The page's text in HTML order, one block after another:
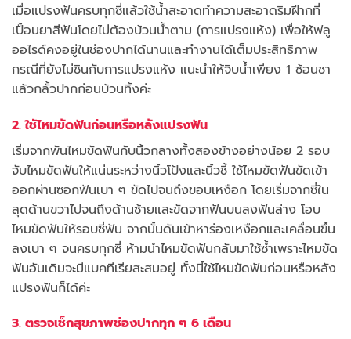
เมื่อแปรงฟันครบทุกซี่แล้วใช้น้ำสะอาดทำความสะอาดริมฝีากที่
เปื้อนยาสีฟันโดยไม่ต้องบ้วนน้ำตาม (การแปรงแห้ง) เพื่อให้ฟลู
ออไรด์คงอยู่ในช่องปากได้นานและทำงานได้เต็มประสิทธิภาพ
กรณีที่ยังไม่ชินกับการแปรงแห้ง แนะนำให้จิบน้ำเพียง 1 ช้อนชา
แล้วกลั้วปากก่อนบ้วนทิ้งค่ะ
2. ใช้ไหมขัดฟันก่อนหรือหลังแปรงฟัน
เริ่มจากพันไหมขัดฟันกับนิ้วกลางทั้งสองข้างอย่างน้อย 2 รอบ
จับไหมขัดฟันให้แน่นระหว่างนิ้วโป้งและนิ้วชี้ ใช้ไหมขัดฟันขัดเข้า
ออกผ่านซอกฟันเบา ๆ ขัดไปจนถึงขอบเหงือก โดยเริ่มจากซี่ใน
สุดด้านขวาไปจนถึงด้านซ้ายและขัดจากฟันบนลงฟันล่าง โอบ
ไหมขัดฟันให้รอบซี่ฟัน จากนั้นดันเข้าหาร่องเหงือกและเคลื่อนขึ้น
ลงเบา ๆ จนครบทุกซี่ ห้ามนำไหมขัดฟันกลับมาใช้ซ้ำเพราะไหมขัด
ฟันอันเดิมจะมีแบคทีเรียสะสมอยู่ ทั้งนี้ใช้ไหมขัดฟันก่อนหรือหลัง
แปรงฟันก็ได้ค่ะ
3. ตรวจเช็กสุขภาพช่องปากทุก ๆ 6 เดือน